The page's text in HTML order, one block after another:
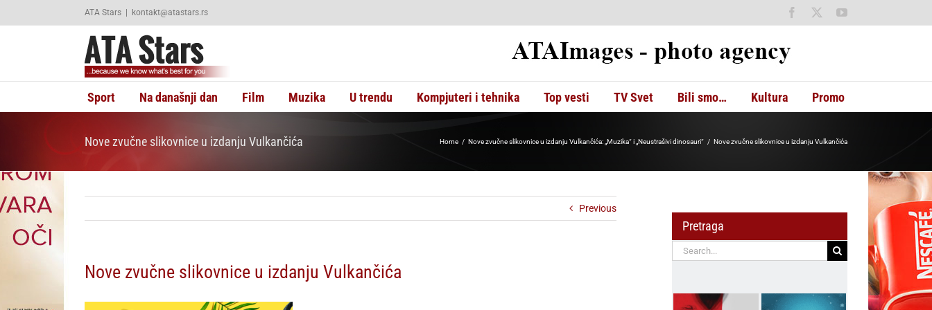
ATA Stars | kontakt@atastars.rs Facebook YouTube
Sport Na današnji dan Film Muzika U trendu Kompjuteri i tehnika Top vesti TV Svet Bili smo… Kultura Promo
Nove zvučne slikovnice u izdanju Vulkančića Home Nove zvučne slikovnice u izdanju Vulkančića: „Muzika“ i „Neustrašivi dinosauri“ Nove zvučne slikovnice u izdanju Vulkančića
Previous
Nove zvučne slikovnice u izdanju Vulkančića
Pretraga
Search
for: